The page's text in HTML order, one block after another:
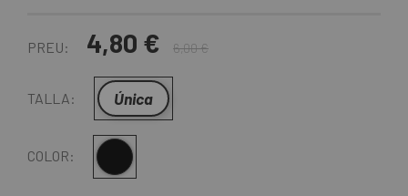
PREU: 4,80 € 6,00 €
TALLA: Única
COLOR: Multi